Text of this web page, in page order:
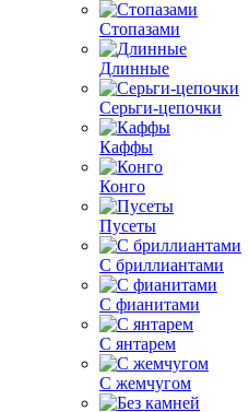
Стопазами
Длинные
Серьги-цепочки
Каффы
Конго
Пусеты
С бриллиантами
С фианитами
С янтарем
С жемчугом